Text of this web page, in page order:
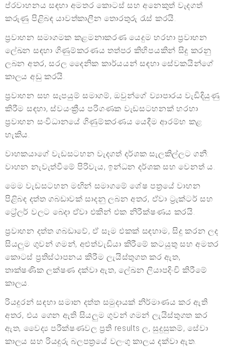
ප්රවාහනය සඳහා අමතර කොටස් සහ අනෙකුත් වැදගත්
කරුණු පිළිබඳ යාවත්කාලීන තොරතුරු රැස් කරයි.
ප්‍රවාහන සමාගමක කළමනාකරණ යෙදුම හරහා ප්‍රවාහන
ලේඛන සඳහා ගිණුම්කරණය තත්පර කිහිපයකින් සිදු කරනු
ලබන අතර, සරල දෛනික කාර්යයන් සඳහා සේවකයින්ගේ
කාලය අඩු කරයි.
ප්‍රවාහන සහ සැපයුම් සමාගම්, ඔවුන්ගේ ව්‍යාපාරය වැඩිදියුණු
කිරීම සඳහා, ස්වයංක්‍රීය පරිගණක වැඩසටහනක් හරහා
ප්‍රවාහන සංවිධානයේ ගිණුම්කරණය යෙදීම ආරම්භ කළ
හැකිය.
වාහකයාගේ වැඩසටහන වැදගත් දර්ශක සැලකිල්ලට ගනී:
වාහන නැවැත්වීමේ පිරිවැය, ඉන්ධන දර්ශක සහ වෙනත් ය.
මෙම වැඩසටහන මඟින් සමාගමේ ශේෂ පත්‍රයේ වාහන
පිළිබඳ දත්ත ගබඩාවක් සාදනු ලබන අතර, ඒවා ට්‍රැක්ටර් සහ
ට්‍රේලර් වලට බෙදා ඒවා එකින් එක නිරීක්ෂණය කරයි.
ප්‍රවාහන දත්ත ගබඩාවේ, ඒ සෑම එකක් සඳහාම, සිදු කරන ලද
සියලුම ගුවන් ගමන්, අළුත්වැඩියා කිරීමේ කටයුතු සහ අමතර
කොටස් ප්‍රතිස්ථාපනය කිරීම ලැයිස්තුගත කර ඇත,
තාක්ෂණික ලක්ෂණ දක්වා ඇත, ලේඛන ලියාපදිංචි කිරීමේ
කාලය.
රියදුරන් සඳහා සමාන දත්ත සමුදායක් නිර්මාණය කර ඇති
අතර, එය ගෙන ඇති සියලුම ගුවන් ගමන් ලැයිස්තුගත කර
ඇත, වෛද්‍ය පරීක්ෂණවල ප්‍රති results ල, සුදුසුකම්, සේවා
කාලය සහ රියදුරු බලපත්‍රයේ වලංගු කාලය දක්වා ඇත.